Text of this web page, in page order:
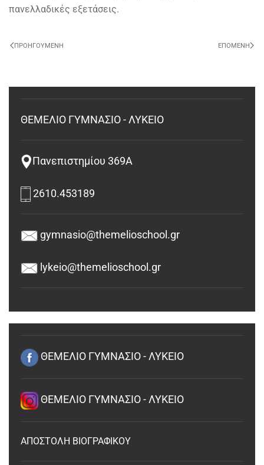
πανελλαδικές εξετάσεις.
ΠΡΟΗΓΟΎΜΕΝΗ ΕΠΌΜΕΝΗ
ΘΕΜΕΛΙΟ ΓΥΜΝΑΣΙΟ - ΛΥΚΕΙΟ
Πανεπιστημίου 369Α
2610.453189
gymnasio@themelioschool.gr
lykeio@themelioschool.gr
ΘΕΜΕΛΙΟ ΓΥΜΝΑΣΙΟ - ΛΥΚΕΙΟ
ΘΕΜΕΛΙΟ ΓΥΜΝΑΣΙΟ - ΛΥΚΕΙΟ
ΑΠΟΣΤΟΛΗ ΒΙΟΓΡΑΦΙΚΟΥ